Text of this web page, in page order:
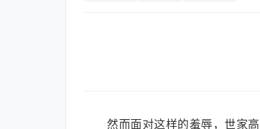
然而面对这样的羞辱，世家高